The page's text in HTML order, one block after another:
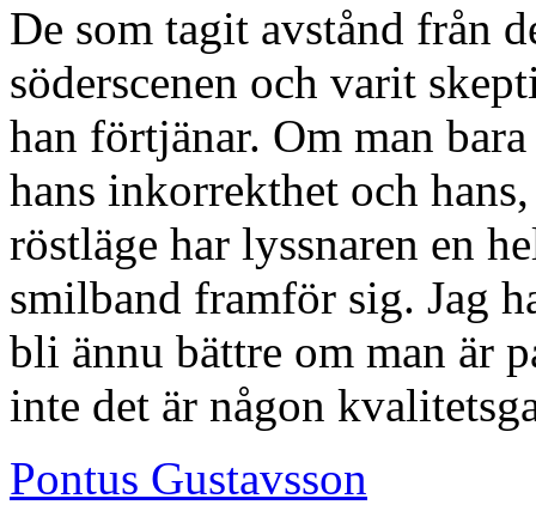
De som tagit avstånd från
söderscenen och varit
han förtjänar. Om man
hans inkorrekthet och
röstläge har lyssnaren en
smilband framför sig. Jag
bli ännu bättre om man är
inte det är någon
Pontus Gustavsson